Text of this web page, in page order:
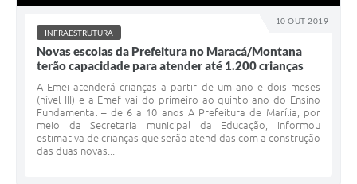
10 OUT 2019
INFRAESTRUTURA
Novas escolas da Prefeitura no Maracá/Montana
terão capacidade para atender até 1.200 crianças
A Emei atenderá crianças a partir de um ano e dois meses
(nível III) e a Emef vai do primeiro ao quinto ano do Ensino
Fundamental – de 6 a 10 anos A Prefeitura de Marília, por
meio da Secretaria municipal da Educação, informou
estimativa de crianças que serão atendidas com a construção
das duas novas...